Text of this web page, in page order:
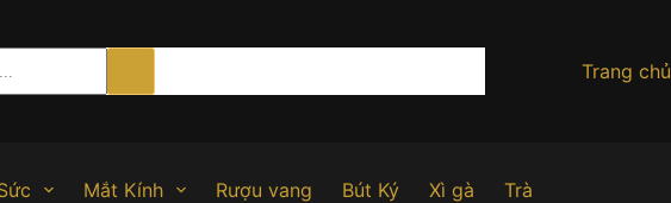
Trang chủ
Mắt Kính Rượu vang Bút Ký Xì gà Trà